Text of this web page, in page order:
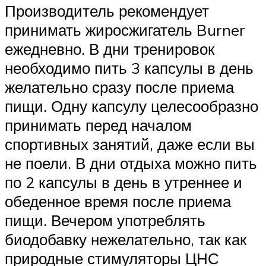
Производитель рекомендует
принимать жиросжигатель Burner
ежедневно. В дни тренировок
необходимо пить 3 капсулы в день
желательно сразу после приема
пищи. Одну капсулу целесообразно
принимать перед началом
спортивных занятий, даже если вы
не поели. В дни отдыха можно пить
по 2 капсулы в день в утреннее и
обеденное время после приема
пищи. Вечером употреблять
биодобавку нежелательно, так как
природные стимуляторы ЦНС